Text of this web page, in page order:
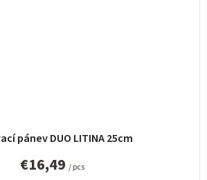
pánev DUO LITINA 25cm
€16,49 / pcs